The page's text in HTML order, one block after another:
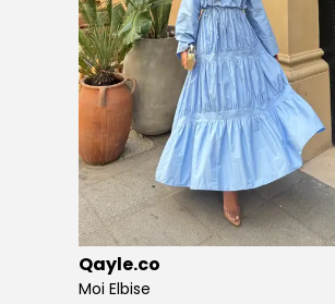
Qayle.co
Moi Elbise